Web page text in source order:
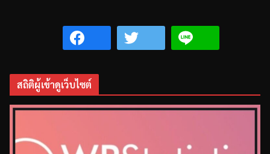
สถิติผู้เข้าดูเว็บไซต์